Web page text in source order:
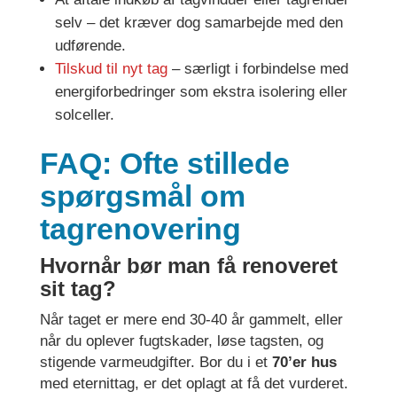
selv – det kræver dog samarbejde med den
udførende.
Tilskud til nyt tag– særligt i forbindelse med
energiforbedringer som ekstra isolering eller
solceller.
FAQ: Ofte stillede
spørgsmål om
tagrenovering
Hvornår bør man få renoveret
sit tag?
Når taget er mere end 30-40 år gammelt, eller
når du oplever fugtskader, løse tagsten, og
stigende varmeudgifter. Bor du i et 70’er hus
med eternittag, er det oplagt at få det vurderet.